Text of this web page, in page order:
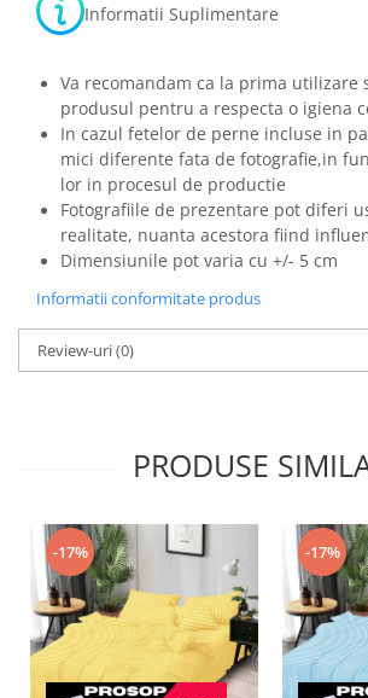
Informatii Suplimentare
Va recomandam ca la prima utilizare
produsul pentru a respecta o igiena
In cazul fetelor de perne incluse in
mici diferente fata de fotografie,in
lor in procesul de productie
Fotografiile de prezentare pot diferi
realitate, nuanta acestora fiind
Dimensiunile pot varia cu +/- 5 cm
Informatii conformitate produs
Review-uri(0)
PRODUSE
-17% -17%